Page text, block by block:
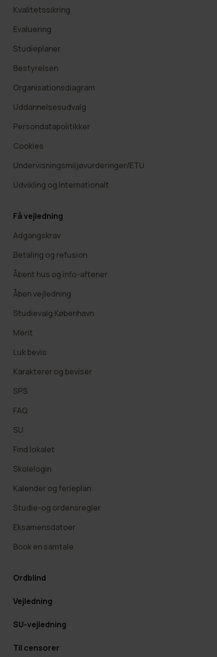
Kvalitetssikring
Evaluering
Studieplaner
Bestyrelsen
Organisationsdiagram
Uddannelsesudvalg
Persondatapolitikker
Cookies
Undervisningsmiljøvurderinger/ETU
Udvikling og Internationalt
Få vejledning
Adgangskrav
Betaling og refusion
Åbent hus og info-aftener
Åben vejledning
Studievalg København
Merit
Luk bevis
Karakterer og beviser
SPS
FAQ
SU
Find lokalet
Skolelogin
Kalender og ferieplan
Studie-og ordensregler
Eksamensdatoer
Book en samtale
Ordblind
Vejledning
SU-vejledning
Til censorer